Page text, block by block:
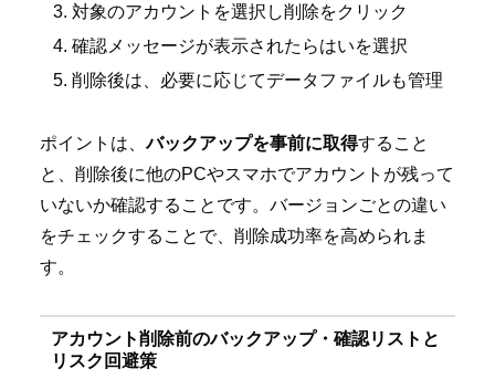
対象のアカウントを選択し削除をクリック
確認メッセージが表示されたらはいを選択
削除後は、必要に応じてデータファイルも管理
ポイントは、バックアップを事前に取得すること
と、削除後に他のPCやスマホでアカウントが残って
いないか確認することです。バージョンごとの違い
をチェックすることで、削除成功率を高められま
す。
アカウント削除前のバックアップ・確認リストと
リスク回避策